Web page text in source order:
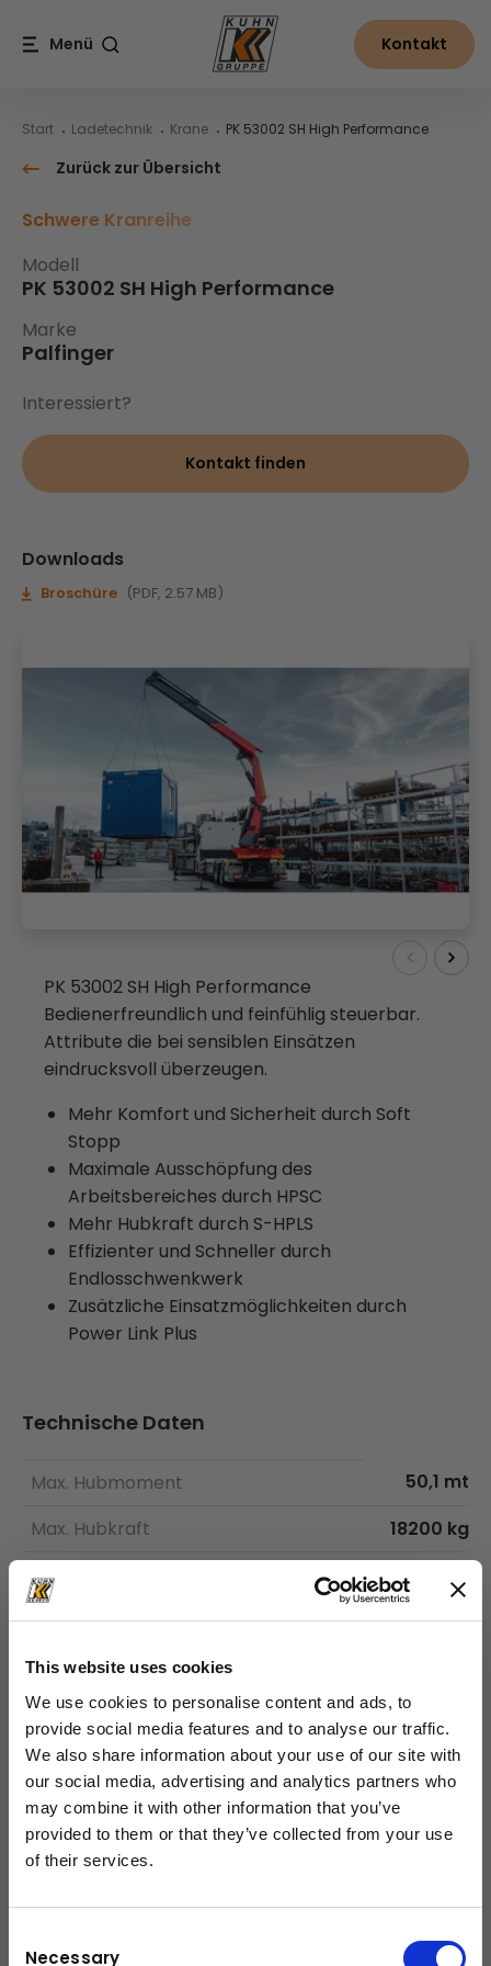
This website uses cookies
We use cookies to personalise content and ads, to
provide social media features and to analyse our traffic.
We also share information about your use of our site with
our social media, advertising and analytics partners who
may combine it with other information that you’ve
provided to them or that they’ve collected from your use
of their services.
Selection
Necessary
PK 53002 SH High Performance
Menü Kontakt
Start Ladetechnik Krane PK 53002 SH High Performance
PK 53002 SH High Performance
Bedienerfreundlich und feinfühlig steuerbar.
Attribute die bei sensiblen Einsätzen
eindrucksvoll überzeugen.
Mehr Komfort und Sicherheit durch Soft
Stopp
Maximale Ausschöpfung des
Arbeitsbereiches durch HPSC
Mehr Hubkraft durch S-HPLS
Effizienter und Schneller durch
Endlosschwenkwerk
Zusätzliche Einsatzmöglichkeiten durch
Power Link Plus
Technische Daten
Max. Hubmoment
50,1 mt
Max. Hubkraft
18200 kg
Max. hydraulische Reichweite
Schwenkbereich
∞
Schwenkmoment mit 1
Schwenkgetriebe
Abstützbreite (std)
7.8 m
Kranbreite zusammengelegt
2,51 m
Max. Betriebsdruck
365 bar
l/m
Gewicht
4155 kg
Zurück zur Übersicht
Schwere Kranreihe
Modell
PK 53002 SH High Performance
Marke
Palfinger
Interessiert?
Kontakt finden
Downloads
Broschüre (PDF, 2.57 MB)
schließen